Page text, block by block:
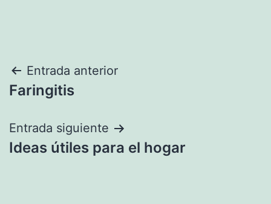
Navegación
de
entradas
Entrada anterior
Faringitis
Entrada siguiente
Ideas útiles para el hogar